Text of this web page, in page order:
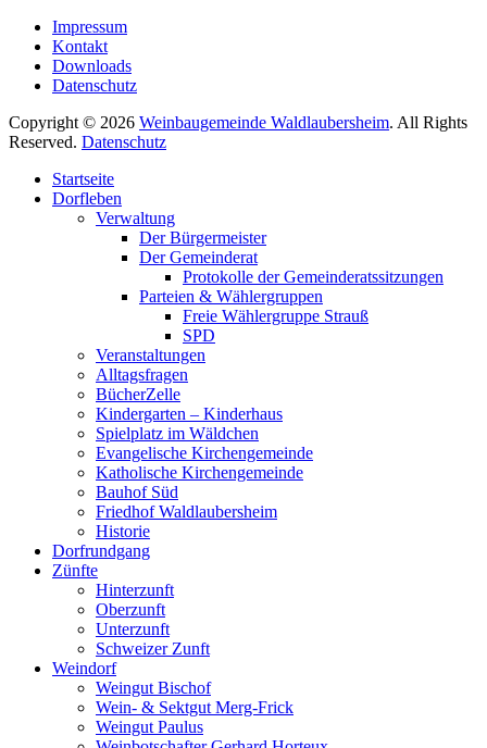
Impressum
Kontakt
Downloads
Datenschutz
Copyright © 2026 Weinbaugemeinde Waldlaubersheim. All Rights
Reserved. Datenschutz
oben
scrollen
Startseite
Dorfleben
Verwaltung
Der Bürgermeister
Der Gemeinderat
Protokolle der Gemeinderatssitzungen
Parteien & Wählergruppen
Freie Wählergruppe Strauß
SPD
Veranstaltungen
Alltagsfragen
BücherZelle
Kindergarten – Kinderhaus
Spielplatz im Wäldchen
Evangelische Kirchengemeinde
Katholische Kirchengemeinde
Bauhof Süd
Friedhof Waldlaubersheim
Historie
Dorfrundgang
Zünfte
Hinterzunft
Oberzunft
Unterzunft
Schweizer Zunft
Weindorf
Weingut Bischof
Wein- & Sektgut Merg-Frick
Weingut Paulus